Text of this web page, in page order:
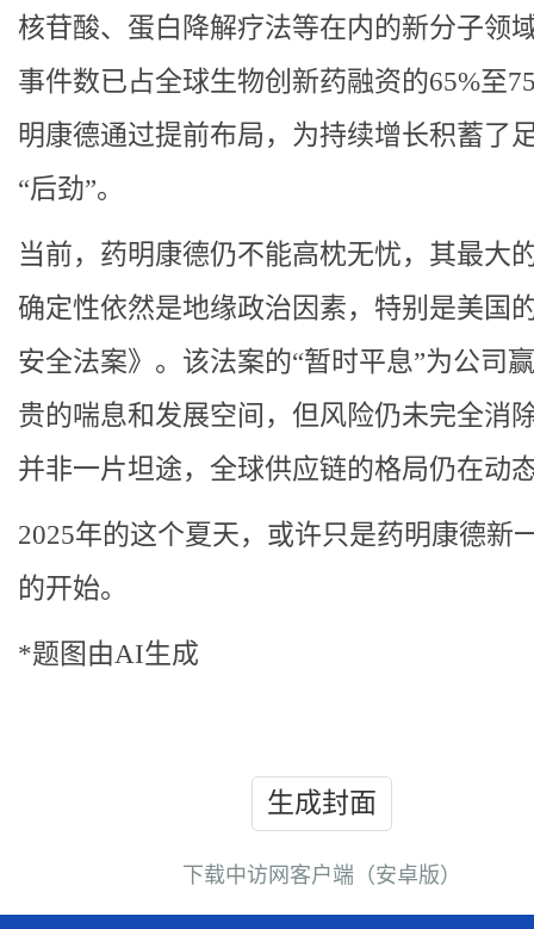
核苷酸、蛋白降解疗法等在内的新分子领
事件数已占全球生物创新药融资的65%至
明康德通过提前布局，为持续增长积蓄了
“后劲”。
当前，药明康德仍不能高枕无忧，其最大
确定性依然是地缘政治因素，特别是美国
安全法案》。该法案的“暂时平息”为公司
贵的喘息和发展空间，但风险仍未完全消
并非一片坦途，全球供应链的格局仍在动
2025年的这个夏天，或许只是药明康德新
的开始。
*题图由AI生成
生成封面
下载中访网客户端（安卓版）